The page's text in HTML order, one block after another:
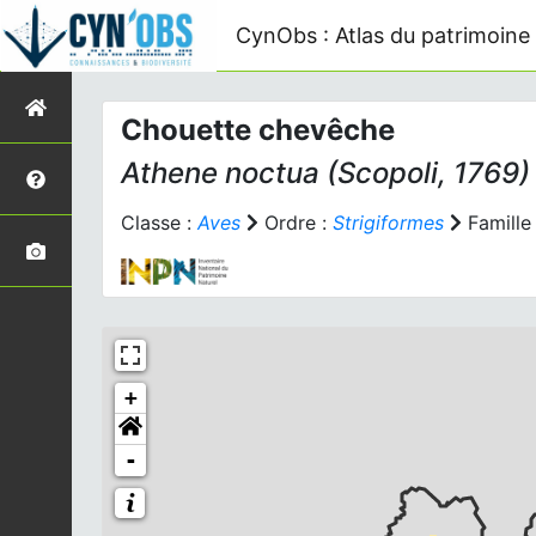
CynObs : Atlas du
Chouette chevêche
Athene noctua (Scopoli, 1769)
Classe :Aves Ordre : Strigiformes
+
-